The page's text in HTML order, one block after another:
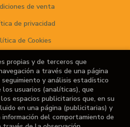
de venta
de privacidad
de Cookies
AL CLIENTE
somos
Noticias
propias y de terceros que
a través de una página
y análisis estadístico
usuarios (analíticas), que
espacios publicitarios que, en su
en una página (publicitarias) y
del comportamiento de